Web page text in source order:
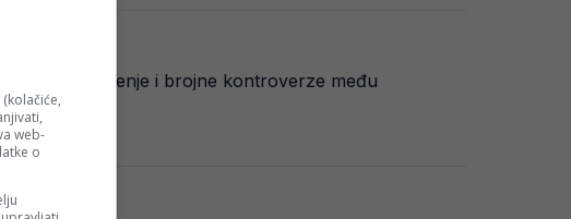
je ogorčenje i brojne kontroverze među
web-
o